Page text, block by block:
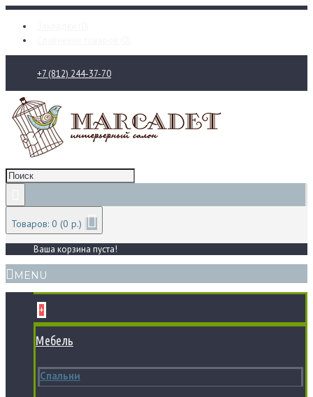
+7 (812) 244-37-70
Товаров: 0 (0 р.)
Ваша корзина пуста!
MENU
+
Мебель
Спальни